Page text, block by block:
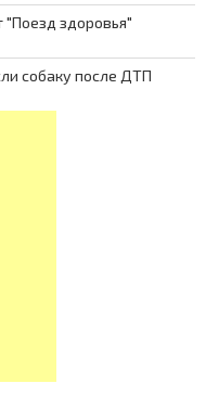
"Поезд здоровья"
собаку после ДТП